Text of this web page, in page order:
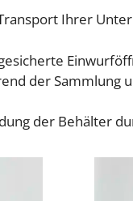
Ihrer
der Sammlung
der Behälter